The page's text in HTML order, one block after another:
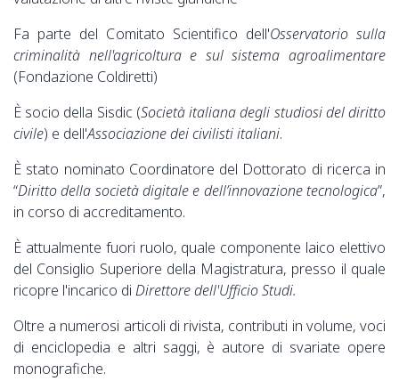
Fa parte del Comitato Scientifico dell'Osservatorio sulla
criminalità nell'agricoltura e sul sistema agroalimentare
(Fondazione Coldiretti)
È socio della Sisdic (Società italiana degli studiosi del diritto
civile) e dell'Associazione dei civilisti italiani.
È stato nominato Coordinatore del Dottorato di ricerca in
“Diritto della società digitale e dell’innovazione tecnologica”,
in corso di accreditamento.
È attualmente fuori ruolo, quale componente laico elettivo
del Consiglio Superiore della Magistratura, presso il quale
ricopre l'incarico di Direttore dell'Ufficio Studi.
Oltre a numerosi articoli di rivista, contributi in volume, voci
di enciclopedia e altri saggi, è autore di svariate opere
monografiche.